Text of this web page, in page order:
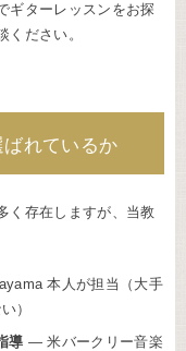
ギターレッスンをお探
ください。
れているか
く存在しますが、当教
本人が担当（大手
）
導 — 米バークリー音楽